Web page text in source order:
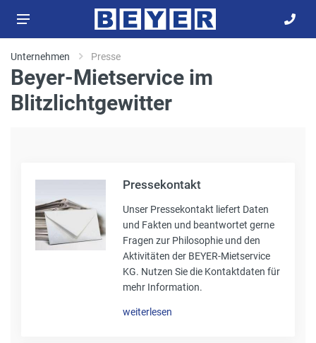
Unternehmen Presse
Beyer-Mietservice im
Blitzlichtgewitter
Pressekontakt
Unser Pressekontakt liefert Daten
und Fakten und beantwortet gerne
Fragen zur Philosophie und den
Aktivitäten der BEYER-Mietservice
KG. Nutzen Sie die Kontaktdaten für
mehr Information.
weiterlesen